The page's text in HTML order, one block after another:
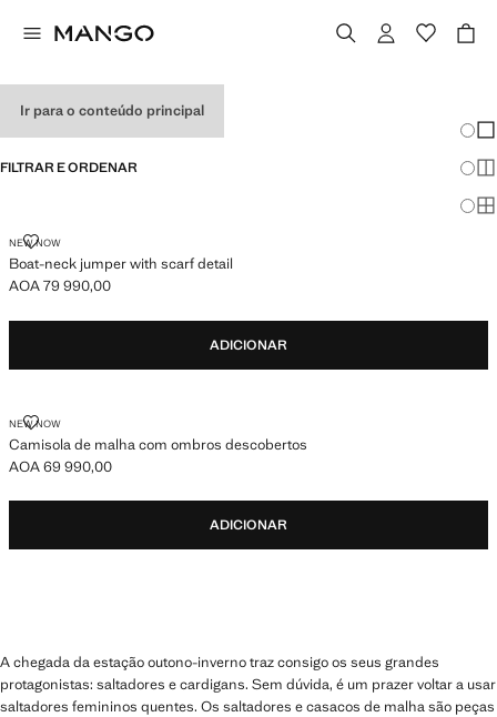
Ir para o conteúdo principal
FILTRAR E ORDENAR
NEW NOW
Boat-neck jumper with scarf detail
BOAT-NECK JUMPER WITH SCARF DETAIL
Preço atual [AOA 79 990,00 ]
AOA 79 990,00
ADICIONAR
NEW NOW
Camisola de malha com ombros descobertos
CAMISOLA DE MALHA COM OMBROS DESCOBERTOS
Preço atual [AOA 69 990,00 ]
AOA 69 990,00
ADICIONAR
A chegada da estação outono-inverno traz consigo os seus grandes
protagonistas: saltadores e cardigans. Sem dúvida, é um prazer voltar a usar
saltadores femininos quentes. Os saltadores e casacos de malha são peças